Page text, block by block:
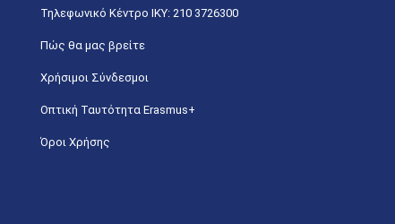
Τηλεφωνικό Κέντρο IKY: 210 3726300
Πώς θα μας βρείτε
Χρήσιμοι Σύνδεσμοι
Οπτική Ταυτότητα Erasmus+
Όροι Χρήσης